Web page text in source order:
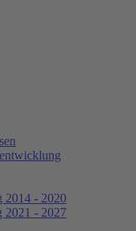
2014 - 2020
2021 - 2027